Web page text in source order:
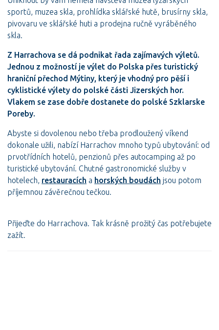
sportů, muzea skla, prohlídka sklářské hutě, brusírny skla,
pivovaru ve sklářské huti a prodejna ručně vyráběného
skla.
Z Harrachova se dá podnikat řada zajímavých výletů.
Jednou z možností je výlet do Polska přes turistický
hraniční přechod Mýtiny, který je vhodný pro pěší i
cyklistické výlety do polské části Jizerských hor.
Vlakem se zase dobře dostanete do polské Szklarske
Poreby.
Abyste si dovolenou nebo třeba prodloužený víkend
dokonale užili, nabízí Harrachov mnoho typů ubytování: od
prvotřídních hotelů, penzionů přes autocamping až po
turistické ubytování. Chutné gastronomické služby v
hotelech, restauracích a horských boudách jsou potom
příjemnou závěrečnou tečkou.
Přijeďte do Harrachova. Tak krásně prožitý čas potřebujete
zažít.